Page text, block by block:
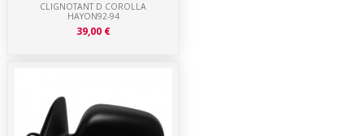
CLIGNOTANT D COROLLA
HAYON92-94
39,00 €